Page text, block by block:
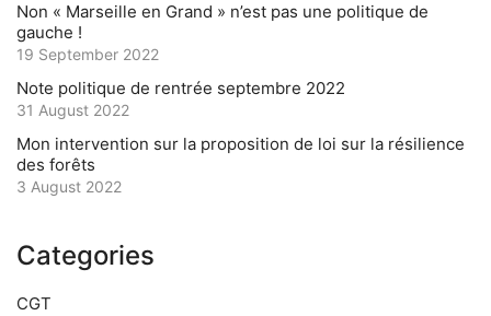
Non « Marseille en Grand » n’est pas une politique de
gauche !
19 September 2022
Note politique de rentrée septembre 2022
31 August 2022
Mon intervention sur la proposition de loi sur la résilience
des forêts
3 August 2022
Categories
CGT